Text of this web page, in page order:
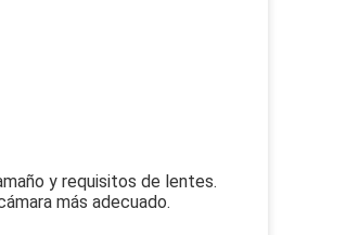
y requisitos de lentes.
más adecuado.